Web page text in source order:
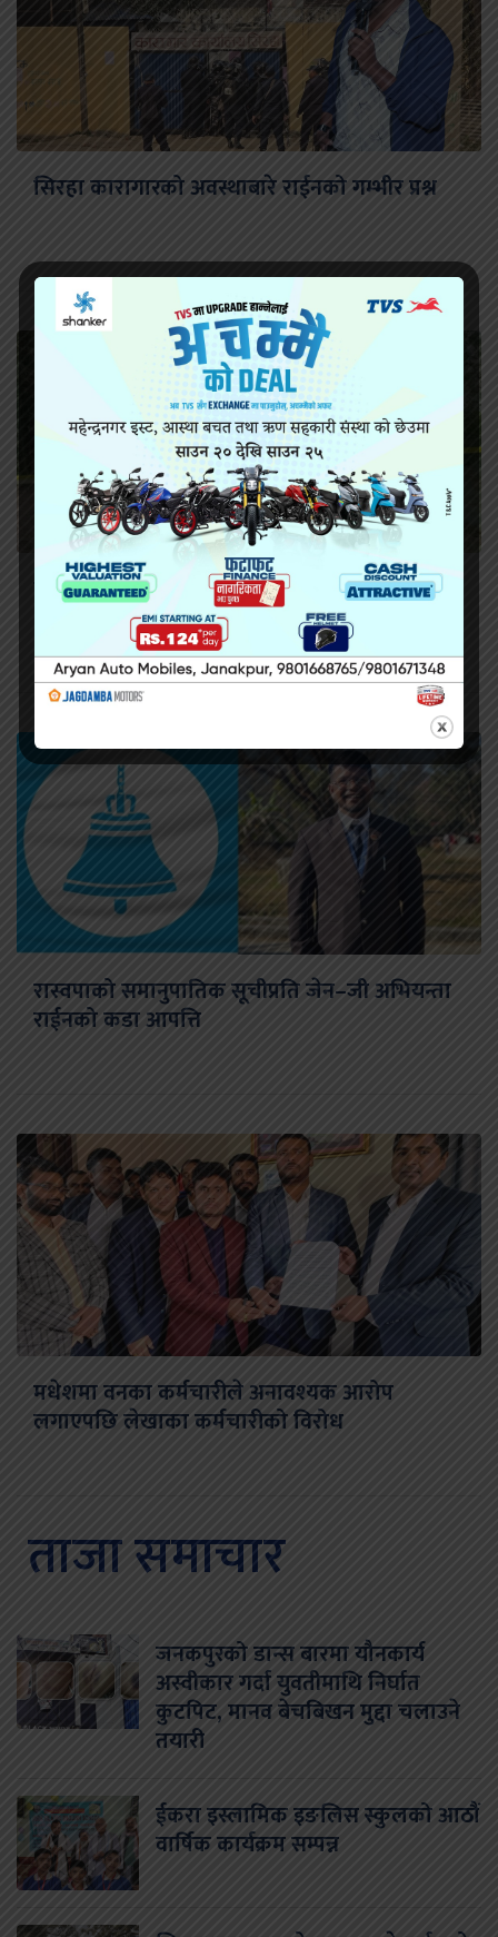
सिरहा कारागारको अवस्थाबारे राईनको गम्भीर प्रश्न
सिराहामा गोली प्रहार गरी हत्या
रास्वपाको समानुपातिक सूचीप्रति जेन–जी अभियन्ता
राईनको कडा आपत्ति
मधेशमा वनका कर्मचारीले अनावश्यक आरोप
लगाएपछि लेखाका कर्मचारीको विरोध
ताजा समाचार
जनकपुरको डान्स बारमा यौनकार्य
अस्वीकार गर्दा युवतीमाथि निर्घात
कुटपिट, मानव बेचबिखन मुद्दा चलाउने
तयारी
ईकरा इस्लामिक इङलिस स्कुलको आठौं
वार्षिक कार्यक्रम सम्पन्न